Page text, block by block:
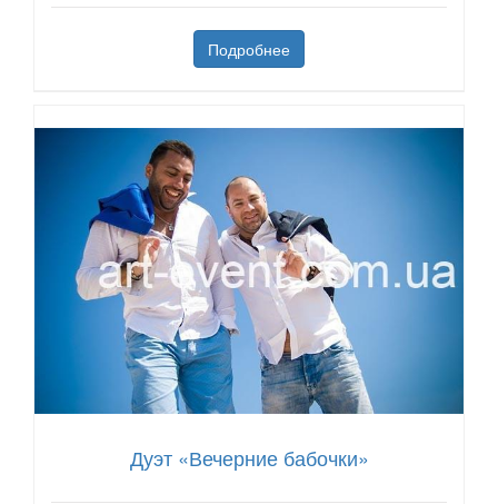
Подробнее
Дуэт «Вечерние бабочки»